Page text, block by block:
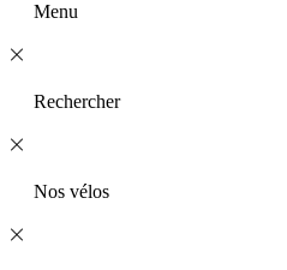
Menu
Rechercher
Nos vélos